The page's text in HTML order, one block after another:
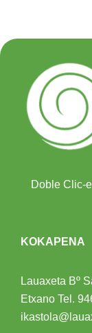
Doble Clic-
KOKAPENA
Lauaxeta Bº
Etxano Tel.